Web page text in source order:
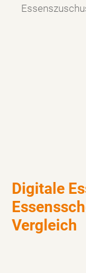
Digitale
Vergleich